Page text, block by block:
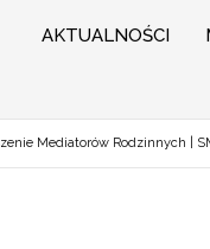
AKTUALNOŚCI
Mediatorów Rodzinnych |